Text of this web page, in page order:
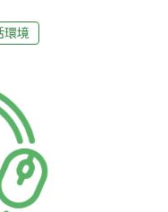
用大量資源與高度碳
揮霍人生，專門為社
年39歲，是社會企業
and Bread
與經營者。在倫敦西
）奧德夏小鎮
手，許多人為了讓自
十分普遍的生活技
環境